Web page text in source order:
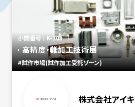
小間番号 : K-103
高精度・難加工技術展
#試作市場(試作加工受託ゾーン)
株式会社アイキ